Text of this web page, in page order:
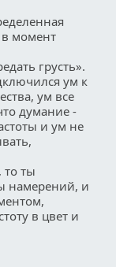
в момент
грусть».
ум к
ум все
думание -
и ум не
ты
намерений, и
в цвет и